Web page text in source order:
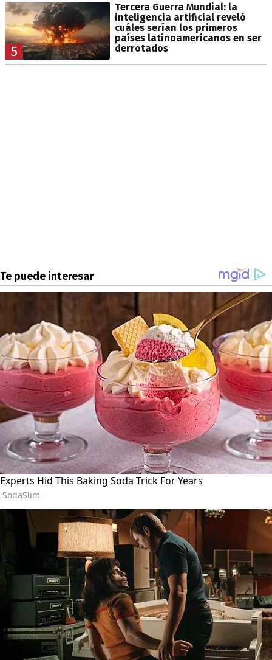
5
Tercera Guerra Mundial: la
inteligencia artificial reveló
cuáles serían los primeros
países latinoamericanos en ser
derrotados